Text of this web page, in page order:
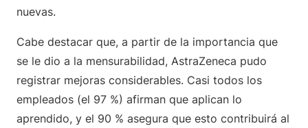
nuevas.
Cabe destacar que, a partir de la importancia que
se le dio a la mensurabilidad, AstraZeneca pudo
registrar mejoras considerables. Casi todos los
empleados (el 97 %) afirman que aplican lo
aprendido, y el 90 % asegura que esto contribuirá al